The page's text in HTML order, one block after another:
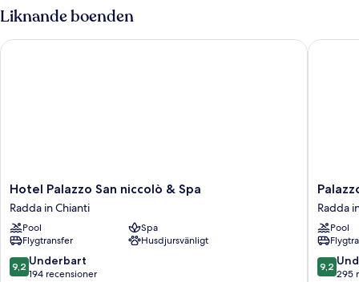
Liknande boenden
Hotel
Palazzo
San
niccolò
&
Spa
Radda
Hotel Palazzo San niccolò & Spa
Radda in Chianti
Pool
Spa
Flygtransfer
Husdjursvänligt
9.2
av
9,2 Underbart
194 recensioner
Hotel Palazzo San niccolò & Spa
Palazzo
Dimora
Storica
&
Spa
Radda
Radda
Pool
9.2
av
9,2
295
Palazzo